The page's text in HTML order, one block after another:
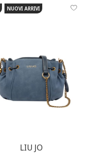
NUOVI ARRIVI
LIU JO